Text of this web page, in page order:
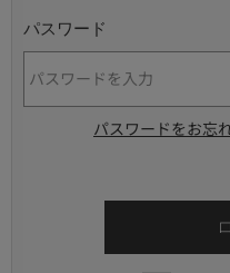
パスワード
パスワードをお忘